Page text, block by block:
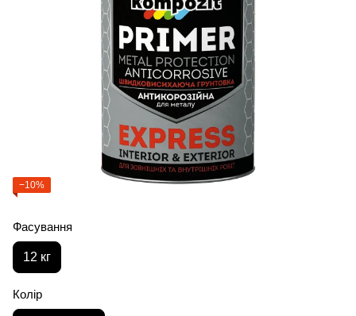
−10%
Фасування
12 кг
Колір